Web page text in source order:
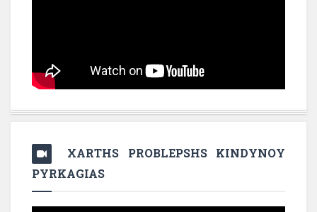
XARTHS PROBLEPSHS KINDYNOY
PYRKAGIAS